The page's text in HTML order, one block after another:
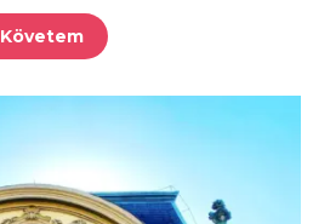
Követem